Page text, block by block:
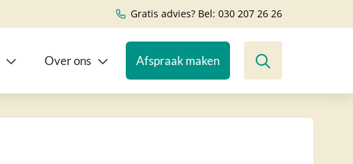
Gratis advies? Bel: 030 207 26 26
Over ons Afspraak maken